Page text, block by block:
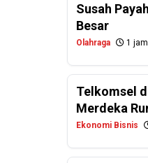
Susah
Besar
Olahraga 1
Telkomsel
Merdeka
Ekonomi Bisnis